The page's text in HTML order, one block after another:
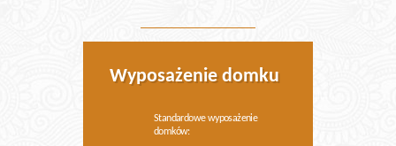
Wyposażenie domku
Standardowe wyposażenie
domków: